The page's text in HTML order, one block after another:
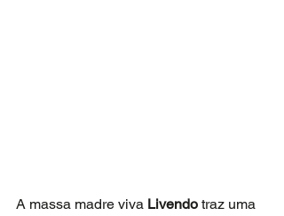
A massa madre viva Livendo traz uma